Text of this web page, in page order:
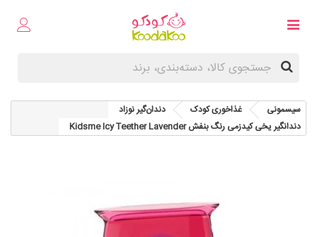
سیسمونی غذاخوری کودک
دندان‌گیر نوزاد
دندانگیر یخی کیدزمی رنگ بنفش Kidsme Icy Teether Lavender